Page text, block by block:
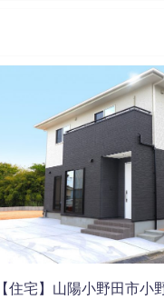
【住宅】山陽小野田市小